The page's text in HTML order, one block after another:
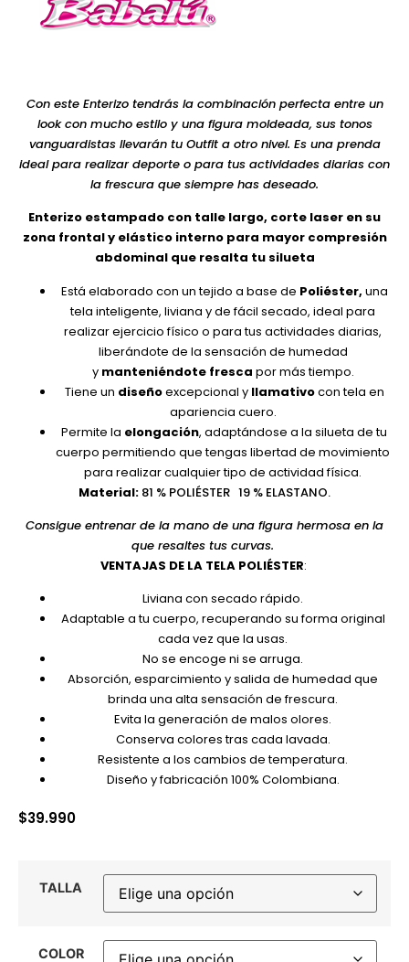
Con este Enterizo tendrás la combinación perfecta entre un
look con mucho estilo y una figura moldeada, sus tonos
vanguardistas llevarán tu Outfit a otro nivel. Es una prenda
ideal para realizar deporte o para tus actividades diarias con
la frescura que siempre has deseado.
Enterizo estampado con talle largo, corte laser en su
zona frontal y elástico interno para mayor compresión
abdominal que resalta tu silueta
Está elaborado con un tejido a base de Poliéster, una
tela inteligente, liviana y de fácil secado, ideal para
realizar ejercicio físico o para tus actividades diarias,
liberándote de la sensación de humedad
ymanteniéndote fresca por más tiempo.
Tiene un diseñoexcepcional y llamativocon tela en
apariencia cuero.
Permite la elongación, adaptándose a la silueta de tu
cuerpo permitiendo que tengas libertad de movimiento
para realizar cualquier tipo de actividad física.
Material: 81 % POLIÉSTER 19 % ELASTANO.
Consigue entrenar de la mano de una figura hermosa en la
que resaltes tus curvas.
VENTAJAS DE LA TELA POLIÉSTER:
Liviana con secado rápido.
Adaptable a tu cuerpo, recuperando su forma original
cada vez que la usas.
No se encoge ni se arruga.
Absorción, esparcimiento y salida de humedad que
brinda una alta sensación de frescura.
Evita la generación de malos olores.
Conserva colores tras cada lavada.
Resistente a los cambios de temperatura.
Diseño y fabricación 100% Colombiana.
$39.990
TALLA
COLOR